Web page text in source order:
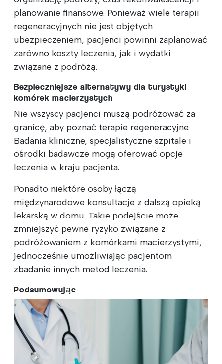
planowanie finansowe. Ponieważ wiele terapii
regeneracyjnych nie jest objętych
ubezpieczeniem, pacjenci powinni zaplanować
zarówno koszty leczenia, jak i wydatki
związane z podróżą.
Bezpieczniejsze alternatywy dla turystyki
komórek macierzystych
Nie wszyscy pacjenci muszą podróżować za
granicę, aby poznać terapie regeneracyjne.
Badania kliniczne, specjalistyczne szpitale i
ośrodki badawcze mogą oferować opcje
leczenia w kraju pacjenta.
Ponadto niektóre osoby łączą
międzynarodowe konsultacje z dalszą opieką
lekarską w domu. Takie podejście może
zmniejszyć pewne ryzyko związane z
podróżowaniem z komórkami macierzystymi,
jednocześnie umożliwiając pacjentom
zbadanie innych metod leczenia.
Podsumowując